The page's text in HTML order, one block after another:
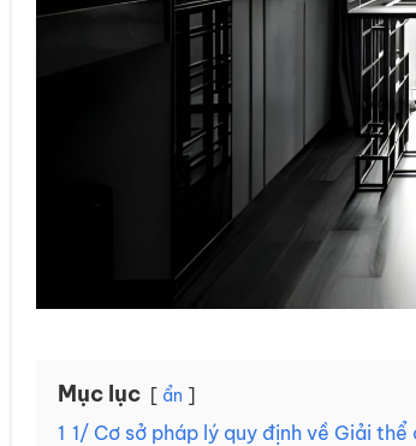
Mục lục ẩn
1 1/ Cơ sở pháp lý quy định về Giải